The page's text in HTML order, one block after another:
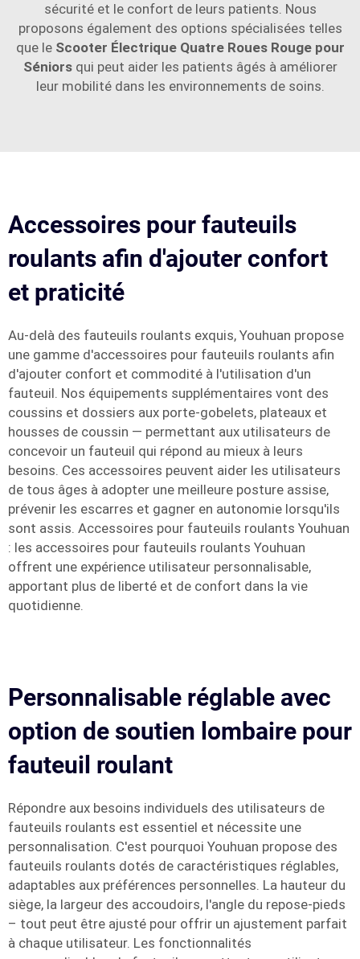
sécurité et le confort de leurs patients. Nous
proposons également des options spécialisées telles
que le Scooter Électrique Quatre Roues Rouge pour
Séniors qui peut aider les patients âgés à améliorer
leur mobilité dans les environnements de soins.
Accessoires pour fauteuils
roulants afin d'ajouter confort
et praticité
Au-delà des fauteuils roulants exquis, Youhuan propose
une gamme d'accessoires pour fauteuils roulants afin
d'ajouter confort et commodité à l'utilisation d'un
fauteuil. Nos équipements supplémentaires vont des
coussins et dossiers aux porte-gobelets, plateaux et
housses de coussin — permettant aux utilisateurs de
concevoir un fauteuil qui répond au mieux à leurs
besoins. Ces accessoires peuvent aider les utilisateurs
de tous âges à adopter une meilleure posture assise,
prévenir les escarres et gagner en autonomie lorsqu'ils
sont assis. Accessoires pour fauteuils roulants Youhuan
: les accessoires pour fauteuils roulants Youhuan
offrent une expérience utilisateur personnalisable,
apportant plus de liberté et de confort dans la vie
quotidienne.
Personnalisable réglable avec
option de soutien lombaire pour
fauteuil roulant
Répondre aux besoins individuels des utilisateurs de
fauteuils roulants est essentiel et nécessite une
personnalisation. C'est pourquoi Youhuan propose des
fauteuils roulants dotés de caractéristiques réglables,
adaptables aux préférences personnelles. La hauteur du
siège, la largeur des accoudoirs, l'angle du repose-pieds
– tout peut être ajusté pour offrir un ajustement parfait
à chaque utilisateur. Les fonctionnalités